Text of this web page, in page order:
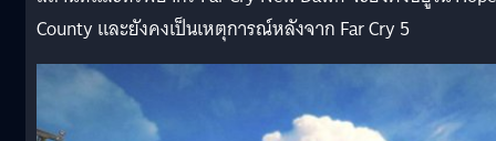
County เเละยังคงเป็นเหตุการณ์หลังจาก Far Cry 5